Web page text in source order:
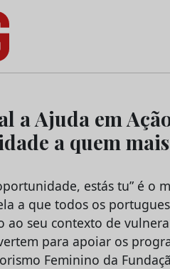
do Marketing e da
a Ajuda em
a quem
estás tu” é o
a que todos os
ao seu contexto de
para apoiar os
Feminino da